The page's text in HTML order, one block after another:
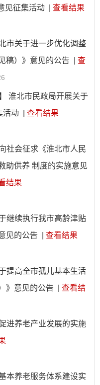
见征集活动
查看结果
市关于进一步优化调整
稿）》意见的公告
查
淮北市民政局开展关于
活动
查看结果
社会征求《淮北市人民
助供养 制度的实施意见
结果
继续执行我市高龄津贴
见的公告
查看结果
提高全市孤儿基本生活
》意见的公告
查看结
进养老产业发展的实施
本养老服务体系建设实